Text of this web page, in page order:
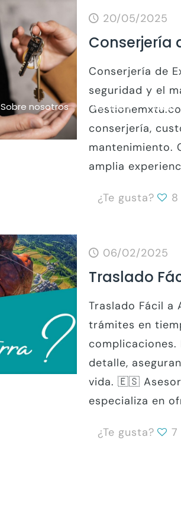
Sobre nosotros Servicios FAQs
20/05/2025
Conserjería
Conserjería de
seguridad y el
conserjería,
mantenimiento.
amplia
¿Te gusta? 8
06/02/2025
Traslado
Traslado Fácil a
trámites en
detalle,
vida. 🇪🇸
especializa en
¿Te gusta? 7